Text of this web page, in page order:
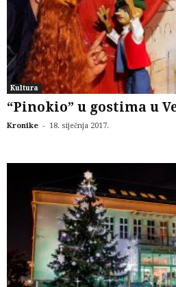
Kultura
“Pinokio” u gostima u
Kronike - 18. siječnja 2017.